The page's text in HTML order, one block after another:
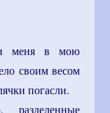
меня в мою
своим весом
погасли.